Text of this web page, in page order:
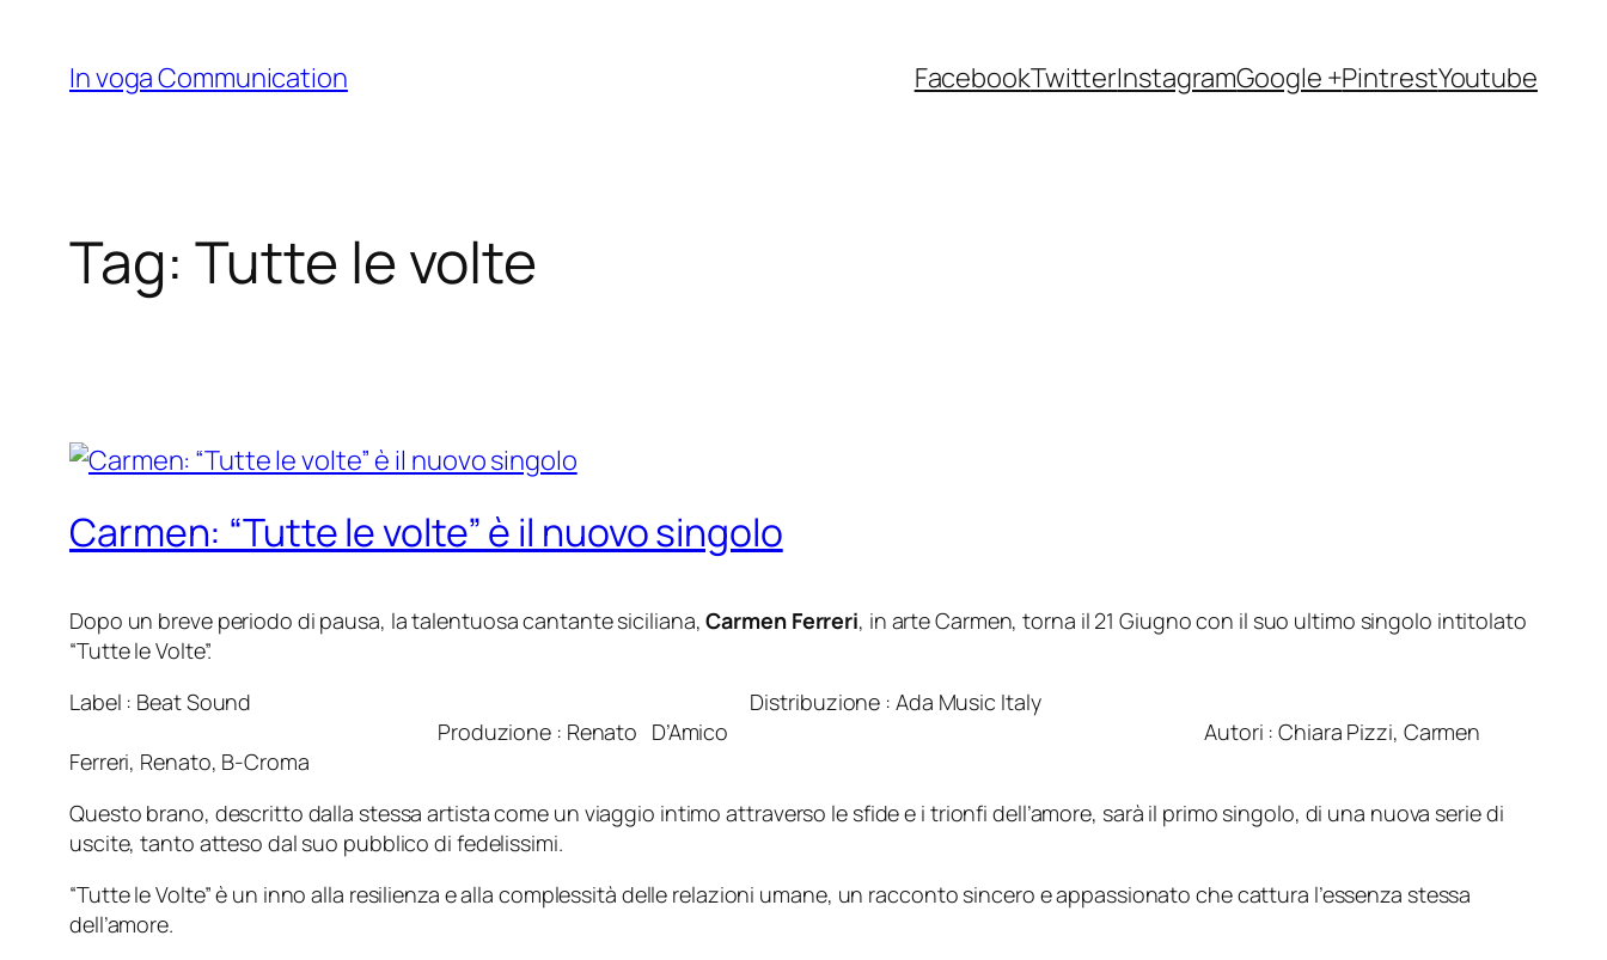
content
In voga Communication FacebookTwitterInstagramGoogle +PintrestYoutube
Tag: Tutte le volte
Carmen: “Tutte le volte” è il nuovo singolo
Dopo un breve periodo di pausa, la talentuosa cantante siciliana,Carmen Ferreri, in arte Carmen, torna il 21 Giugno con il suo ultimo singolo intitolato
“Tutte le Volte”.
Label : Beat Sound Distribuzione : Ada Music Italy
Produzione : Renato D’Amico Autori : Chiara Pizzi, Carmen
Ferreri, Renato, B-Croma
Questo brano, descritto dalla stessa artista come un viaggio intimo attraverso le sfide e i trionfi dell’amore, sarà il primo singolo, di una nuova serie di
uscite, tanto atteso dal suo pubblico di fedelissimi.
“Tutte le Volte” è un inno alla resilienza e alla complessità delle relazioni umane, un racconto sincero e appassionato che cattura l’essenza stessa
dell’amore.